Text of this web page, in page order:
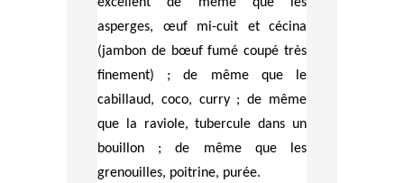
asperges, œuf mi-cuit et cécina
(jambon de bœuf fumé coupé très
finement) ; de même que le
cabillaud, coco, curry ; de même
que la raviole, tubercule dans un
bouillon ; de même que les
grenouilles, poitrine, purée.